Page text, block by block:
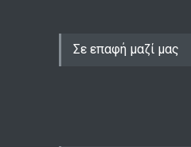
Σε επαφή μαζί μας